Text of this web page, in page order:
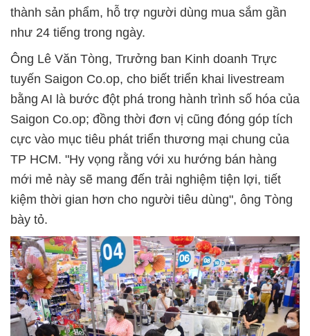
thành sản phẩm, hỗ trợ người dùng mua sắm gần
như 24 tiếng trong ngày.
Ông Lê Văn Tòng, Trưởng ban Kinh doanh Trực
tuyến Saigon Co.op, cho biết triển khai livestream
bằng AI là bước đột phá trong hành trình số hóa của
Saigon Co.op; đồng thời đơn vị cũng đóng góp tích
cực vào mục tiêu phát triển thương mại chung của
TP HCM. "Hy vọng rằng với xu hướng bán hàng
mới mẻ này sẽ mang đến trải nghiệm tiện lợi, tiết
kiệm thời gian hơn cho người tiêu dùng", ông Tòng
bày tỏ.